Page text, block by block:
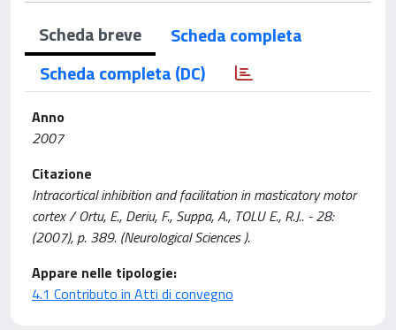
Scheda breve
Scheda completa
Scheda completa (DC)
Anno
2007
Citazione
Intracortical inhibition and facilitation in masticatory motor
cortex / Ortu, E., Deriu, F., Suppa, A., TOLU E., R.J.. - 28:
(2007), p. 389. (Neurological Sciences ).
Appare nelle tipologie:
4.1 Contributo in Atti di convegno